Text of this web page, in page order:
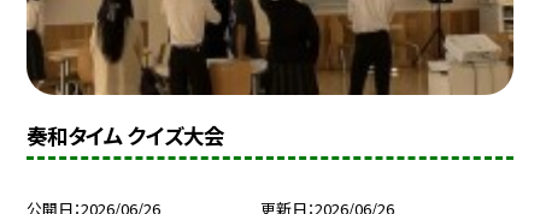
奏和タイム クイズ大会
公開日 2026/06/26 更新日 2026/06/26